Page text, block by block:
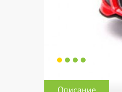
Описание